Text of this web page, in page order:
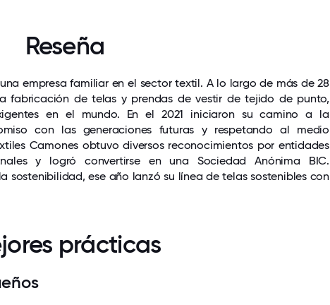
Reseña
empresa familiar en el sector textil. A lo largo de más de 28
fabricación de telas y prendas de vestir de tejido de punto,
en el mundo. En el 2021 iniciaron su camino a la
con las generaciones futuras y respetando al medio
Camones obtuvo diversos reconocimientos por entidades
y logró convertirse en una Sociedad Anónima BIC.
sostenibilidad, ese año lanzó su línea de telas sostenibles con
prácticas